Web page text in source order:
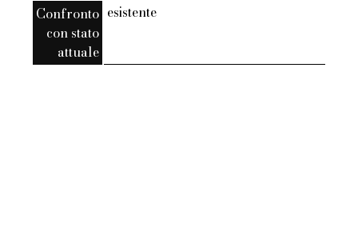
Confronto
con stato
attuale
esistente